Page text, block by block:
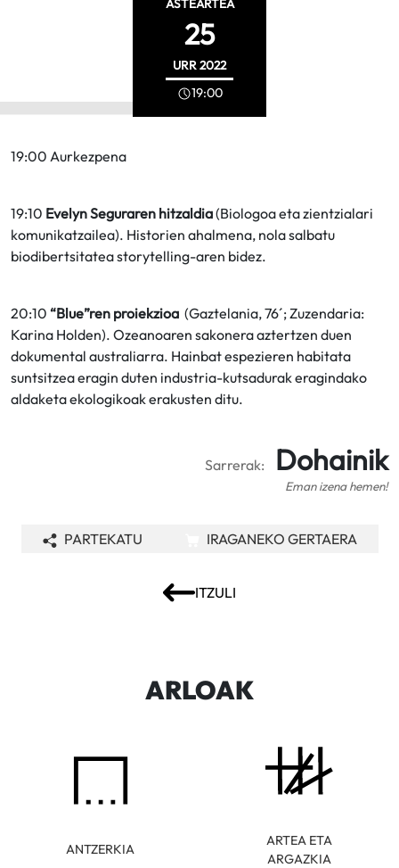
ASTEARTEA
25
URR2022
19:00
19:00 Aurkezpena
19:10 Evelyn Seguraren hitzaldia(Biologoa eta zientzialari
komunikatzailea). Historien ahalmena, nola salbatu
biodibertsitatea storytelling-aren bidez.
20:10 “Blue”ren proiekzioa (Gaztelania, 76´; Zuzendaria:
Karina Holden). Ozeanoaren sakonera aztertzen duen
dokumental australiarra. Hainbat espezieren habitata
suntsitzea eragin duten industria-kutsadurak eragindako
aldaketa ekologikoak erakusten ditu.
Sarrerak: Dohainik
Eman izena hemen!
ITZULI
PARTEKATU IRAGANEKO GERTAERA
ARLOAK
ANTZERKIA
ARTEA ETA
ARGAZKIA